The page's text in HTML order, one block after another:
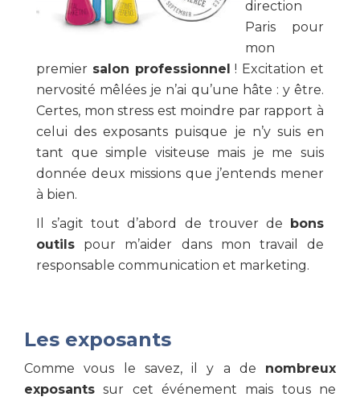
direction
Paris pour
mon
premier salon professionnel ! Excitation et
nervosité mêlées je n’ai qu’une hâte : y être.
Certes, mon stress est moindre par rapport à
celui des exposants puisque je n’y suis en
tant que simple visiteuse mais je me suis
donnée deux missions que j’entends mener
à bien.
Il s’agit tout d’abord de trouver de bons
outils pour m’aider dans mon travail de
responsable communication et marketing.
Les exposants
Comme vous le savez, il y a de nombreux
exposants sur cet événement mais tous ne